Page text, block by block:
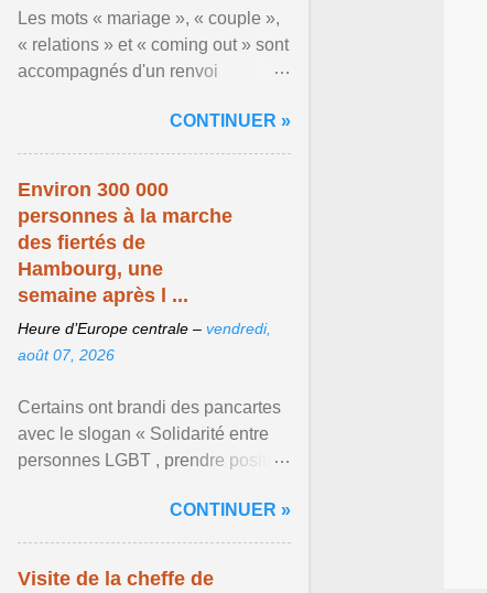
Les mots « mariage », « couple »,
« relations » et « coming out » sont
accompagnés d'un renvoi
mouvement LGBT ... Afficher
l'article ...
CONTINUER »
Environ 300 000
personnes à la marche
des fiertés de
Hambourg, une
semaine après l ...
Heure d’Europe centrale – vendredi,
août 07, 2026
Certains ont brandi des pancartes
avec le slogan « Solidarité entre
personnes LGBT , prendre position
organisateurs ... Afficher l'article ...
CONTINUER »
Visite de la cheffe de